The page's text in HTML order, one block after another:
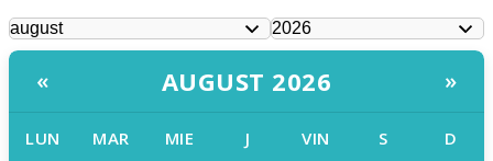
« AUGUST 2026 »
LUN MAR MIE J VIN S D